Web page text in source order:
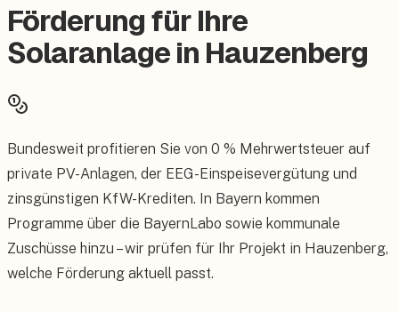
Förderung für Ihre
Solaranlage in Hauzenberg
Bundesweit profitieren Sie von 0 % Mehrwertsteuer auf
private PV-Anlagen, der EEG-Einspeisevergütung und
zinsgünstigen KfW-Krediten. In Bayern kommen
Programme über die BayernLabo sowie kommunale
Zuschüsse hinzu – wir prüfen für Ihr Projekt in Hauzenberg,
welche Förderung aktuell passt.